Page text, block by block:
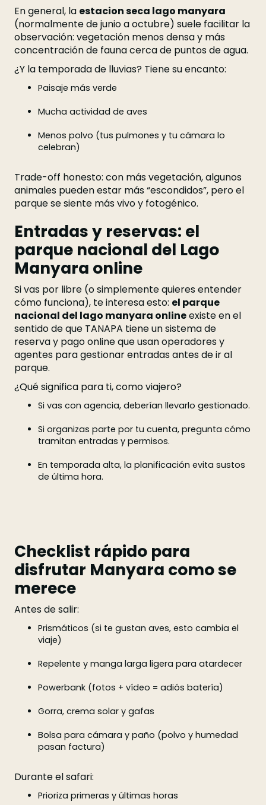
En general, la estacion seca lago manyara
(normalmente de junio a octubre) suele facilitar la
observación: vegetación menos densa y más
concentración de fauna cerca de puntos de agua.
¿Y la temporada de lluvias? Tiene su encanto:
Paisaje más verde
Mucha actividad de aves
Menos polvo (tus pulmones y tu cámara lo
celebran)
Trade-off honesto: con más vegetación, algunos
animales pueden estar más “escondidos”, pero el
parque se siente más vivo y fotogénico.
Entradas y reservas: el
parque nacional del Lago
Manyara online
Si vas por libre (o simplemente quieres entender
cómo funciona), te interesa esto: el parque
nacional del lago manyara onlineexiste en el
sentido de que TANAPA tiene un sistema de
reserva y pago online que usan operadores y
agentes para gestionar entradas antes de ir al
parque.
¿Qué significa para ti, como viajero?
Si vas con agencia, deberían llevarlo gestionado.
Si organizas parte por tu cuenta, pregunta cómo
tramitan entradas y permisos.
En temporada alta, la planificación evita sustos
de última hora.
Checklist rápido para
disfrutar Manyara como se
merece
Antes de salir:
Prismáticos (si te gustan aves, esto cambia el
viaje)
Repelente y manga larga ligera para atardecer
Powerbank (fotos + vídeo = adiós batería)
Gorra, crema solar y gafas
Bolsa para cámara y paño (polvo y humedad
pasan factura)
Durante el safari:
Prioriza primeras y últimas horas